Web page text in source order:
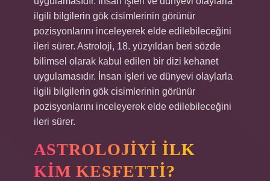
ilgili bilgilerin gök cisimlerinin görünür
pozisyonlarını inceleyerek elde edilebileceğini
ileri sürer. Astroloji, 18. yüzyıldan beri sözde
bilimsel olarak kabul edilen bir dizi kehanet
uygulamasıdır. İnsan işleri ve dünyevi olaylarla
ilgili bilgilerin gök cisimlerinin görünür
pozisyonlarını inceleyerek elde edilebileceğini
ileri sürer.
ASTROLOJIYI ILK
KIM KESFETTI?